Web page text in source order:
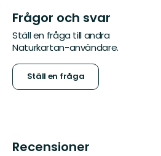
Frågor och svar
Ställ en fråga till andra
Naturkartan-användare.
Ställ en fråga
Recensioner